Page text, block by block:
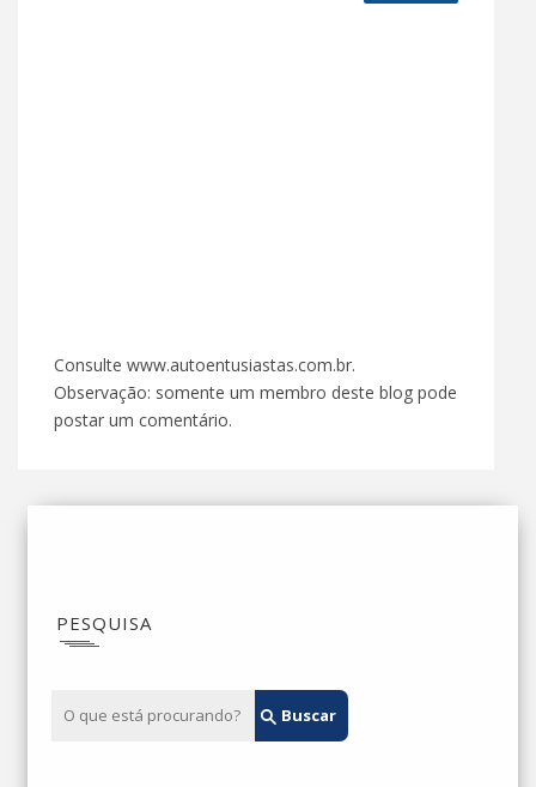
Consulte www.autoentusiastas.com.br.
Observação: somente um membro deste blog pode
postar um comentário.
PESQUISA